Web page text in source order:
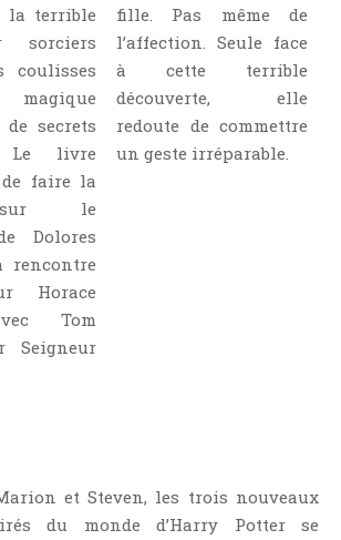
la terrible
sorciers
coulisses
secrets
Le livre
faire la
sur le
Dolores
rencontre
Horace
Tom
Seigneur
fille. Pas même de
l’affection. Seule face
à cette terrible
découverte, elle
redoute de commettre
un geste irréparable.
et Steven, les trois nouveaux
du monde d’Harry Potter se